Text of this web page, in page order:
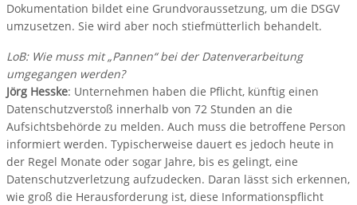
Dokumentation bildet eine Grundvoraussetzung, um die DSGV
umzusetzen. Sie wird aber noch stiefmütterlich behandelt.
LoB: Wie muss mit „Pannen“ bei der Datenverarbeitung
umgegangen werden?
Jörg Hesske: Unternehmen haben die Pflicht, künftig einen
Datenschutzverstoß innerhalb von 72 Stunden an die
Aufsichtsbehörde zu melden. Auch muss die betroffene Person
informiert werden. Typischerweise dauert es jedoch heute in
der Regel Monate oder sogar Jahre, bis es gelingt, eine
Datenschutzverletzung aufzudecken. Daran lässt sich erkennen,
wie groß die Herausforderung ist, diese Informationspflicht